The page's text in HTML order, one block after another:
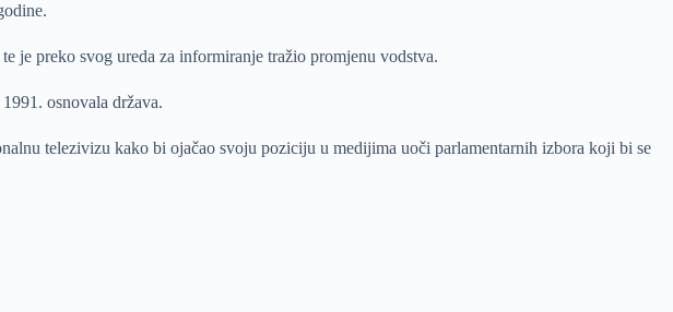
je preko svog ureda za informiranje tražio promjenu vodstva.
osnovala država.
telezivizu kako bi ojačao svoju poziciju u medijima uoči parlamentarnih izbora koji bi se